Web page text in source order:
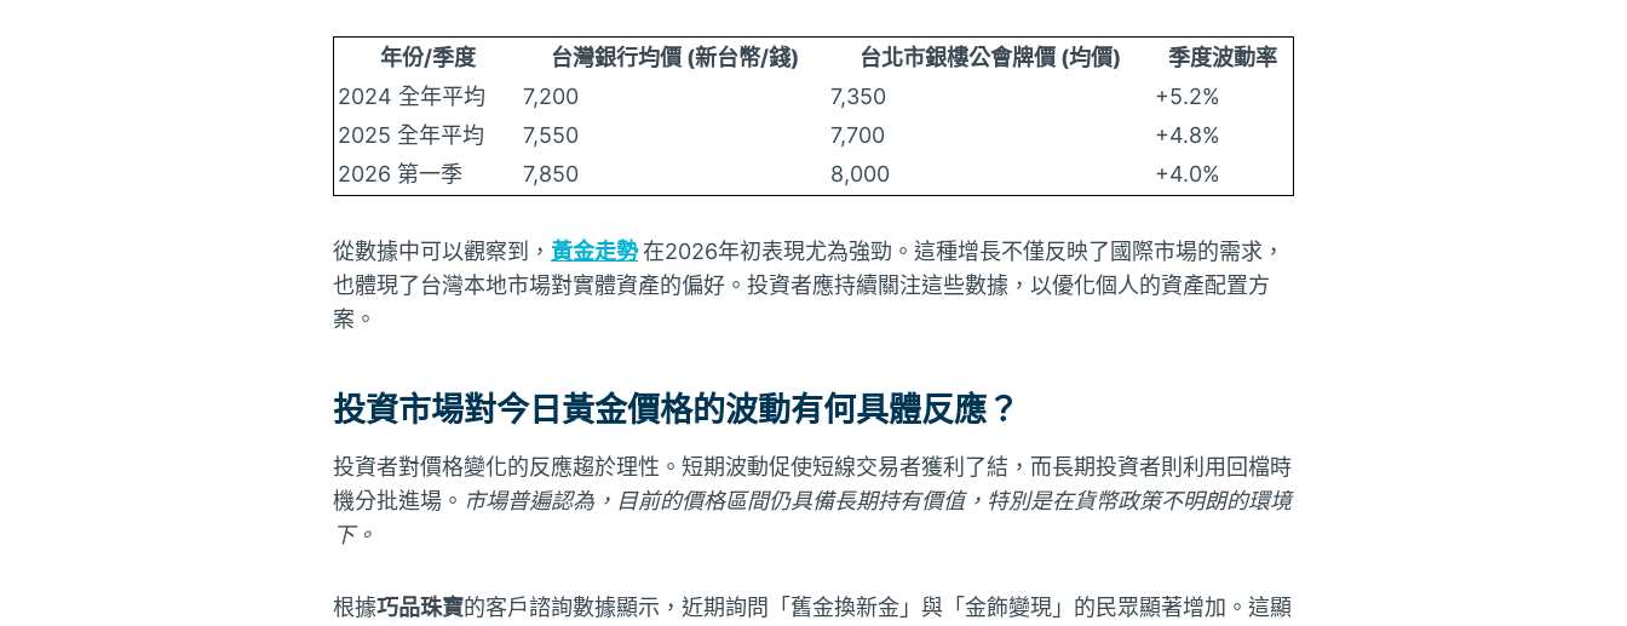
年份/季度 台灣銀行均價 (新台幣/錢) 台北市銀樓公會牌價 (均價)
季度波動率
2024 全年平均
7,200 7,350
+5.2%
2025 全年平均
7,550 7,700
+4.8%
2026 第一季
7,850 8,000 +4.0%
從數據中可以觀察到， 黃金走勢在2026年初表現尤為強勁。這種增長不僅反映了國際市場的需求，
也體現了台灣本地市場對實體資產的偏好。投資者應持續關注這些數據，以優化個人的資產配置方
案。
投資市場對今日黃金價格的波動有何具體反應？
投資者對價格變化的反應趨於理性。短期波動促使短線交易者獲利了結，而長期投資者則利用回檔時
機分批進場。 市場普遍認為，目前的價格區間仍具備長期持有價值，特別是在貨幣政策不明朗的環境
下。
根據巧品珠寶的客戶諮詢數據顯示，近期詢問「舊金換新金」與「金飾變現」的民眾顯著增加。這顯